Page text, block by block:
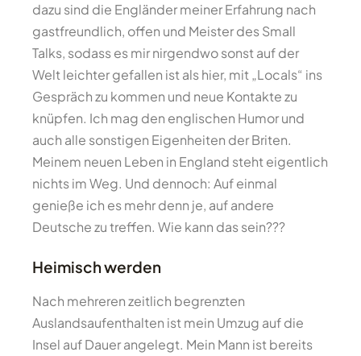
dazu sind die Engländer meiner Erfahrung nach
gastfreundlich, offen und Meister des Small
Talks, sodass es mir nirgendwo sonst auf der
Welt leichter gefallen ist als hier, mit „Locals“ ins
Gespräch zu kommen und neue Kontakte zu
knüpfen. Ich mag den englischen Humor und
auch alle sonstigen Eigenheiten der Briten.
Meinem neuen Leben in England steht eigentlich
nichts im Weg. Und dennoch: Auf einmal
genieße ich es mehr denn je, auf andere
Deutsche zu treffen. Wie kann das sein???
Heimisch werden
Nach mehreren zeitlich begrenzten
Auslandsaufenthalten ist mein Umzug auf die
Insel auf Dauer angelegt. Mein Mann ist bereits